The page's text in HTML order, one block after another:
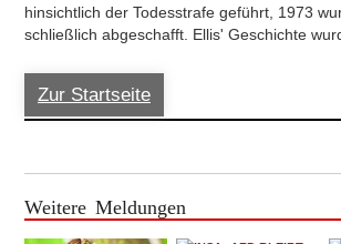
hinsichtlich der Todesstrafe geführt, 1973
schließlich abgeschafft. Ellis' Geschichte
Zur Startseite
Weitere Meldungen